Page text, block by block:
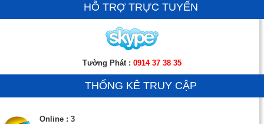
HỖ TRỢ TRỰC TUYẾN
Tường Phát : 0914 37 38 35
THỐNG KÊ TRUY CẬP
Online : 3